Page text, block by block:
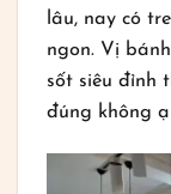
lâu, nay có
ngon. Vị
sốt siêu đỉnh
đúng không ạ